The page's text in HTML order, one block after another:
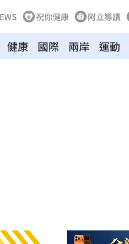
祝你健康 阿立導讀
健康 國際 兩岸 運動